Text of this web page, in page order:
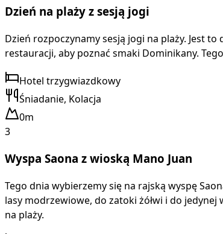
Dzień na plaży z sesją jogi
Dzień rozpoczynamy sesją jogi na plaży. Jest
restauracji, aby poznać smaki Dominikany.
Hotel trzygwiazdkowy
Śniadanie, Kolacja
0m
3
Wyspa Saona z wioską Mano Juan
Tego dnia wybierzemy się na rajską wyspę
lasy modrzewiowe, do zatoki żółwi i do
na plaży.